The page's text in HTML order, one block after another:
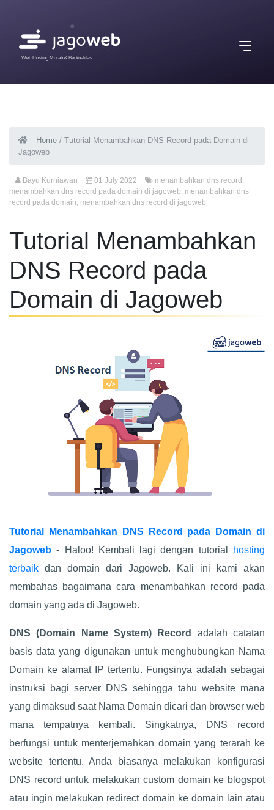
Web Hosting Murah & Berkualitas
Home / Tutorial Menambahkan DNS Record pada Domain di
Jagoweb
Bayu Kurniawan 01 July 2022 menambahkan dns record ,
menambahkan dns record pada domain di jagoweb, menambahkan dns
record pada domain, menambahkan dns record di jagoweb
Tutorial Menambahkan
DNS Record pada
Domain di Jagoweb
Tutorial Menambahkan DNS Record pada Domain di
Jagoweb - Haloo! Kembali lagi dengan tutorial
hosting
terbaik dan domain dari Jagoweb. Kali ini kami akan
membahas bagaimana cara menambahkan record pada
domain yang ada di Jagoweb.
DNS (Domain Name System) Record
adalah catatan
basis data yang digunakan untuk menghubungkan Nama
Domain ke alamat IP tertentu. Fungsinya adalah sebagai
instruksi bagi server DNS sehingga tahu website mana
yang dimaksud saat Nama Domain dicari dan browser web
mana tempatnya kembali. Singkatnya, DNS record
berfungsi untuk menterjemahkan domain yang terarah ke
website tertentu. Anda biasanya melakukan konfigurasi
DNS record untuk melakukan custom domain ke blogspot
atau ingin melakukan redirect domain ke domain lain atau